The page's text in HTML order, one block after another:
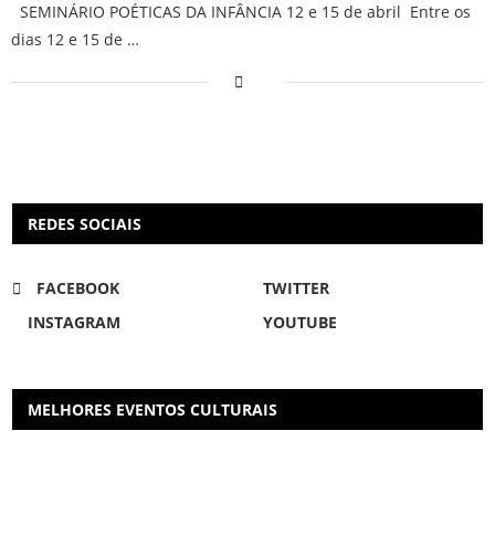
SEMINÁRIO POÉTICAS DA INFÂNCIA 12 e 15 de abril Entre os
dias 12 e 15 de …
REDES SOCIAIS
FACEBOOK
TWITTER
INSTAGRAM
YOUTUBE
MELHORES EVENTOS CULTURAIS